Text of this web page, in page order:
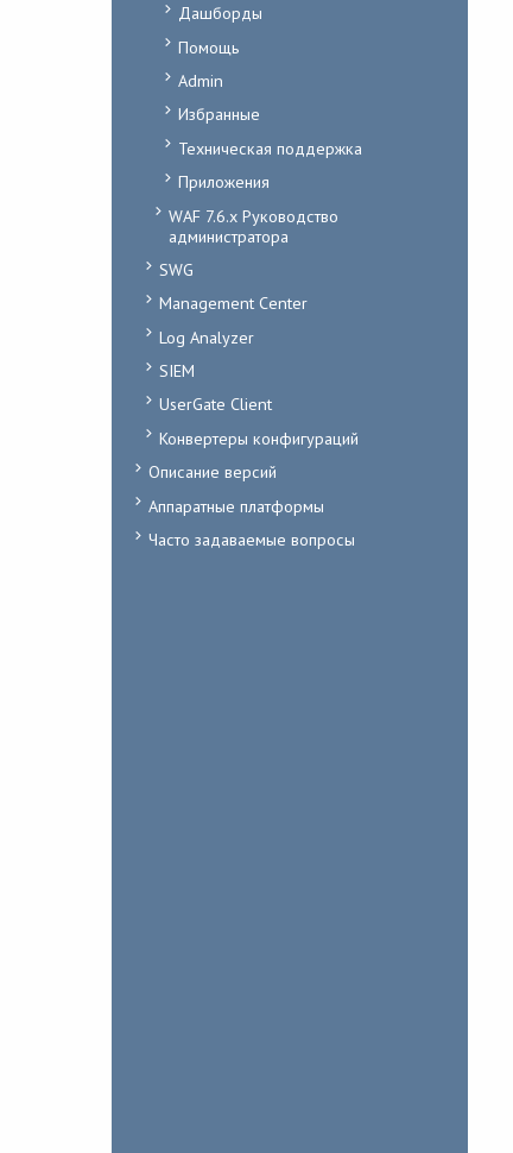
Дашборды
Помощь
Admin
Избранные
Техническая поддержка
Приложения
WAF 7.6.x Руководство
администратора
SWG
Management Center
Log Analyzer
SIEM
UserGate Client
Конвертеры конфигураций
Описание версий
Аппаратные платформы
Часто задаваемые вопросы